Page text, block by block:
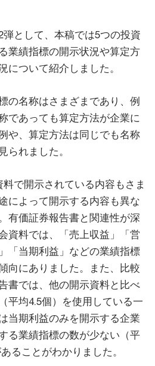
として、本稿では5つの投資
業績指標の開示状況や算定方
について紹介しました。
の名称はさまざまであり、例
であっても算定方法が企業に
や、算定方法は同じでも名称
られました。
で開示されている内容もさま
によって開示する内容も異な
有価証券報告書と関連性が深
資料では、「売上収益」「営
「当期利益」などの業績指標
向にありました。また、比較
書では、他の開示資料と比べ
平均4.5個）を使用している一
当期利益のみを開示する企業
る業績指標の数が少ない（平
ることがわかりました。